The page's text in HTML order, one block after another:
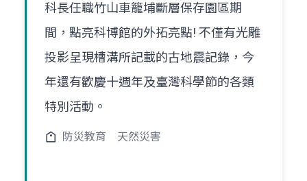
科長任職竹山車籠埔斷層保存園區期
間，點亮科博館的外拓亮點! 不僅有光雕
投影呈現槽溝所記載的古地震記錄，今
年還有歡慶十週年及臺灣科學節的各類
特別活動。
防災教育 天然災害